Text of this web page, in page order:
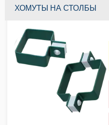
ХОМУТЫ НА СТОЛБЫ